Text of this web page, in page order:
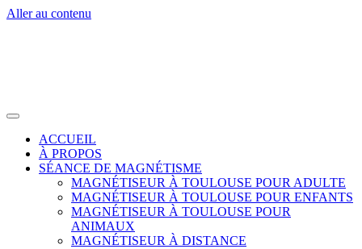
Aller au contenu
ACCUEIL
À PROPOS
SÉANCE DE MAGNÉTISME
MAGNÉTISEUR À TOULOUSE POUR ADULTE
MAGNÉTISEUR À TOULOUSE POUR ENFANTS
MAGNÉTISEUR À TOULOUSE POUR
ANIMAUX
MAGNÉTISEUR À DISTANCE